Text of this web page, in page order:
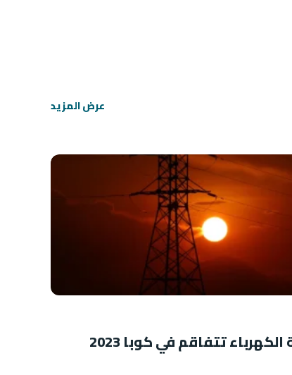
عرض المزيد
الكهرباء تتفاقم في كوبا 2023